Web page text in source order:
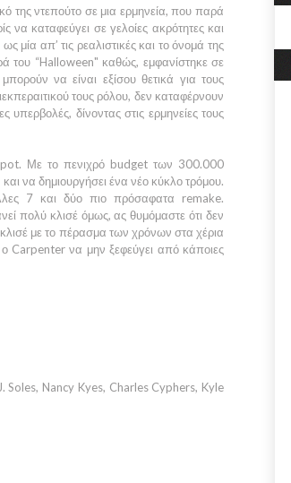
της ντεπούτο σε μια ερμηνεία, που παρά
να καταφεύγει σε γελοίες ακρότητες και
μία απ’ τις ρεαλιστικές και το όνομά της
του “Halloween" καθώς, εμφανίστηκε σε
να είναι εξίσου θετικά για τους
τους ρόλου, δεν καταφέρνουν
δίνοντας στις ερμηνείες τους
Με το πενιχρό budget των 300.000
να δημιουργήσει ένα νέο κύκλο τρόμου.
7 και δύο πιο πρόσαφατα remake.
πολύ κλισέ όμως, ας θυμόμαστε ότι δεν
κλισέ με το πέρασμα των χρόνων στα χέρια
Carpenter να μην ξεφεύγει από κάποιες
Soles, Nancy Kyes, Charles Cyphers, Kyle